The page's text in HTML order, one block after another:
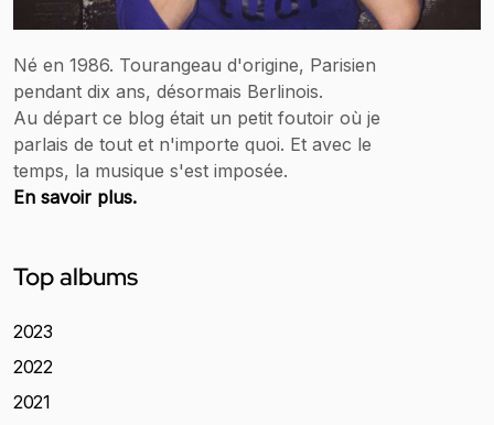
Né en 1986. Tourangeau d'origine, Parisien
pendant dix ans, désormais Berlinois.
Au départ ce blog était un petit foutoir où je
parlais de tout et n'importe quoi. Et avec le
temps, la musique s'est imposée.
En savoir plus.
Top albums
2023
2022
2021